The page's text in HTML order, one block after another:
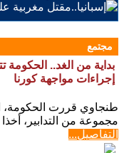
مجتمع
بداية من الغد.. الحكومة
إجراءات مواجهة كورنا
طنجاوي قررت الحكومة،
مجموعة من التدابير، أخذا
التفاصيل...